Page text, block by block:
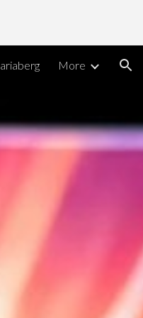
More